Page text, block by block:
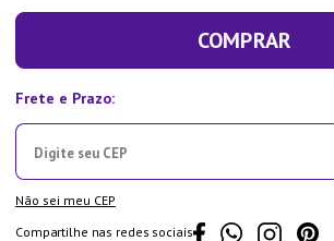
COMPRAR
Não sei meu CEP
Compartilhe nas redes sociais